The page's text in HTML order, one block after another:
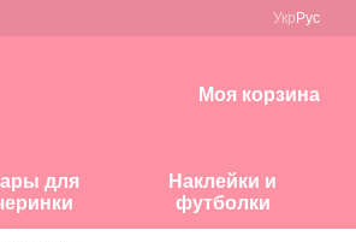
Укр Рус
Моя корзина
для
Наклейки и
футболки